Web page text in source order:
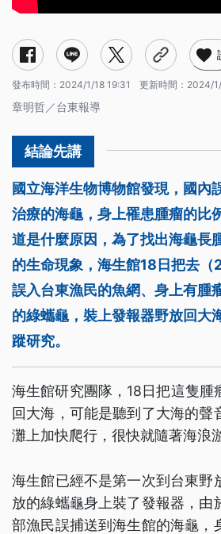
發布時間： 2024/1/18 19:31 更新時間： 2024/
章明哲／台東報導
國立海洋生物博物館發現，國內
治療的海龜，身上罹患腫瘤的比
道是什麼原因，為了找出海龜長
的生命現象，海生館18日把去
誤入台東漁民的魚網、身上有腫
的綠蠵龜，裝上發報器野放回大
蹤研究。
海生館研究團隊，18日把這隻腫
回大海，可能是聽到了大海的聲
灘上加快爬行，很快就隨著海浪
海生館已經不是第一次到台東野
放的綠蠵龜身上裝了發報器，由
部漁民誤捕送到海生館的海龜，